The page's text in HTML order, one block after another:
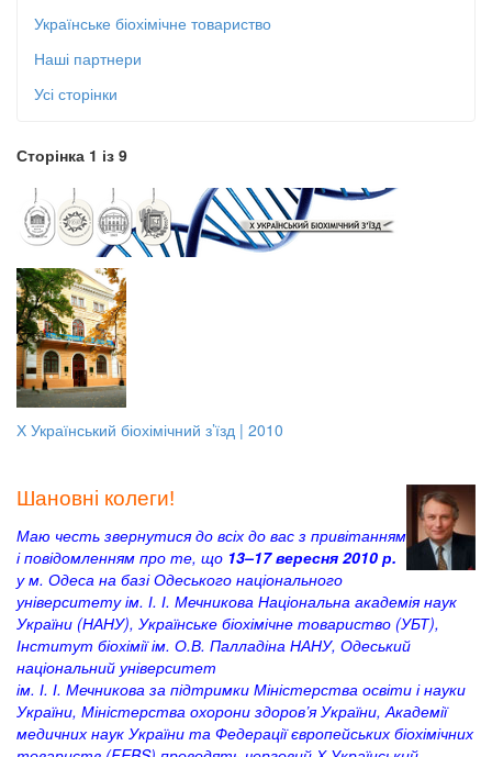
Українське біохімічне товариство
Наші партнери
Усі сторінки
Сторінка 1 із 9
Х Український біохімічний з’їзд | 2010
Шановні колеги!
Маю честь звернутися до всіх до вас з привітанням
і повідомленням про те, що 13–17 вересня 2010 р.
у м. Одеса на базі Одеського національного
університету ім. І. І. Мечникова Національна академія наук
України (НАНУ), Українське біохімічне товариство (УБТ),
Інститут біохімії ім. О.В. Палладіна НАНУ, Одеський
національний університет
ім. І. І. Мечникова за підтримки Міністерства освіти і науки
України, Міністерства охорони здоров’я України, Академії
медичних наук України та Федерації європейських біохімічних